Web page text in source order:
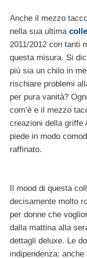
Anche il mezzo
nella sua ultima
2011/2012 con tanti
questa misura. Si
più sia un chilo in
rischiare problemi
per pura vanità?
com’è e il mezzo
creazioni della griffe
piede in modo
raffinato.
Il mood di questa
decisamente molto
per donne che
dalla mattina alla
dettagli deluxe. Le
indipendenza: